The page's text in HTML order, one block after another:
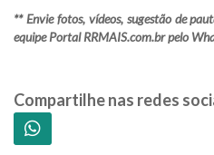
** Envie fotos, vídeos, sugestão de
equipe Portal RRMAIS.com.br pelo
Compartilhe nas redes